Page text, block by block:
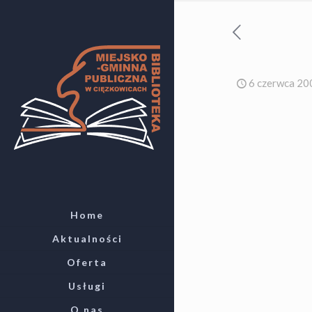
Home
Aktualności
Oferta
Usługi
O nas
6 czerwca